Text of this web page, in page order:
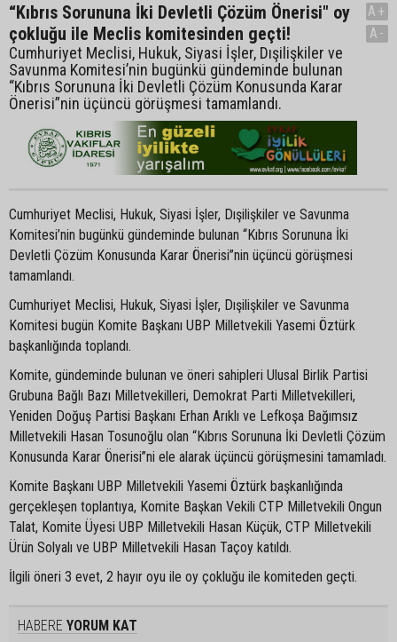
“Kıbrıs Sorununa İki Devletli Çözüm Önerisi" oy
çokluğu ile Meclis komitesinden geçti!
Cumhuriyet Meclisi, Hukuk, Siyasi İşler, Dışilişkiler ve
Savunma Komitesi’nin bugünkü gündeminde bulunan
“Kıbrıs Sorununa İki Devletli Çözüm Konusunda Karar
Önerisi”nin üçüncü görüşmesi tamamlandı.
A+
A-
Cumhuriyet Meclisi, Hukuk, Siyasi İşler, Dışilişkiler ve Savunma
Komitesi’nin bugünkü gündeminde bulunan “Kıbrıs Sorununa İki
Devletli Çözüm Konusunda Karar Önerisi”nin üçüncü görüşmesi
tamamlandı.
Cumhuriyet Meclisi, Hukuk, Siyasi İşler, Dışilişkiler ve Savunma
Komitesi bugün Komite Başkanı UBP Milletvekili Yasemi Öztürk
başkanlığında toplandı.
Komite, gündeminde bulunan ve öneri sahipleri Ulusal Birlik Partisi
Grubuna Bağlı Bazı Milletvekilleri, Demokrat Parti Milletvekilleri,
Yeniden Doğuş Partisi Başkanı Erhan Arıklı ve Lefkoşa Bağımsız
Milletvekili Hasan Tosunoğlu olan “Kıbrıs Sorununa İki Devletli Çözüm
Konusunda Karar Önerisi”ni ele alarak üçüncü görüşmesini tamamladı.
Komite Başkanı UBP Milletvekili Yasemi Öztürk başkanlığında
gerçekleşen toplantıya, Komite Başkan Vekili CTP Milletvekili Ongun
Talat, Komite Üyesi UBP Milletvekili Hasan Küçük, CTP Milletvekili
Ürün Solyalı ve UBP Milletvekili Hasan Taçoy katıldı.
İlgili öneri 3 evet, 2 hayır oyu ile oy çokluğu ile komiteden geçti.
HABERE YORUM KAT